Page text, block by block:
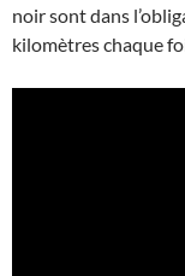
noir sont dans
kilomètres chaque